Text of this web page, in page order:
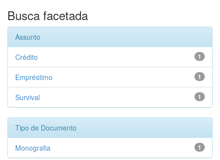
Busca facetada
Assunto
1
Crédito
1
Empréstimo
1
Survival
Tipo de Documento
1
Monografia